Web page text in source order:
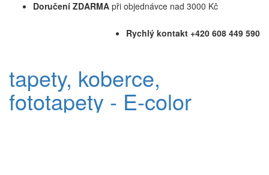
Doručení ZDARMA při objednávce nad 3000 Kč
Rychlý kontakt +420 608 449 590
tapety, koberce,
fototapety - E-color